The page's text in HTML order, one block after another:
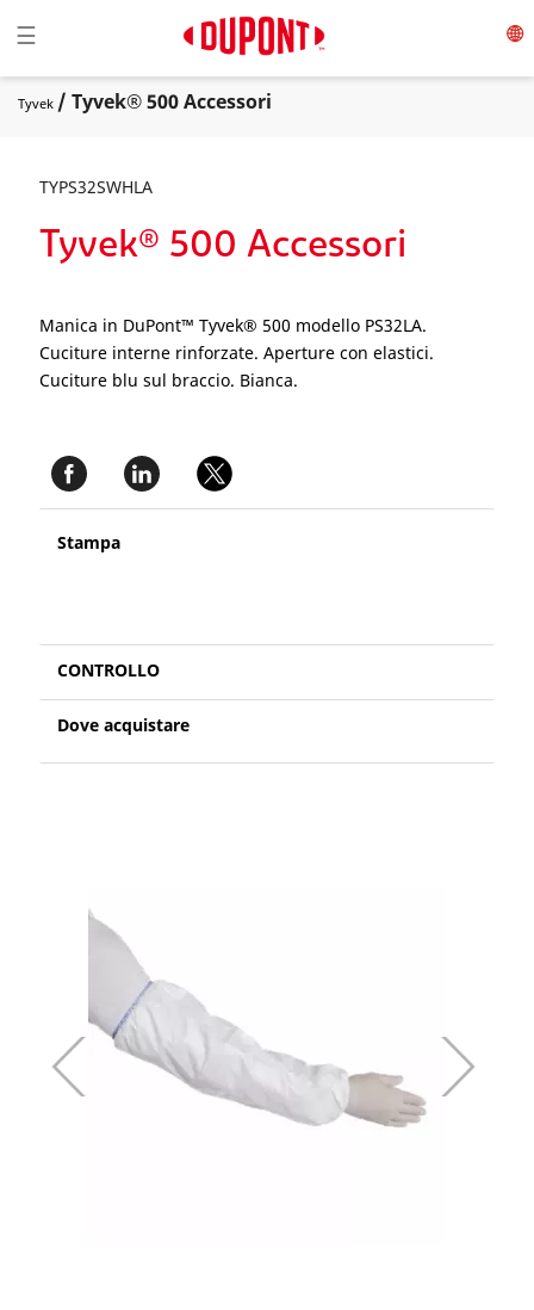
Toggle navigation
☰
Tyvek / Tyvek® 500 Accessori
TYPS32SWHLA
Tyvek® 500 Accessori
Manica in DuPont™ Tyvek® 500 modello PS32LA.
Cuciture interne rinforzate. Aperture con elastici.
Cuciture blu sul braccio. Bianca.
Stampa
CONTROLLO
Dove acquistare